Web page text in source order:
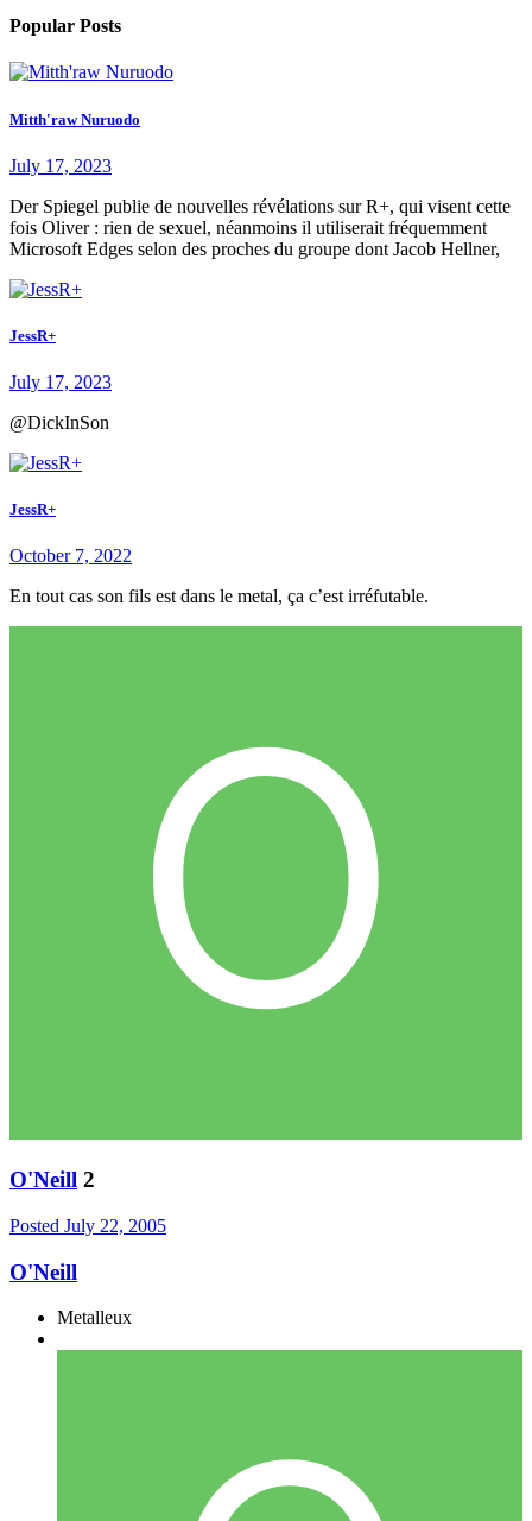
Popular Posts
Mitth'raw Nuruodo
July 17, 2023
Der Spiegel publie de nouvelles révélations sur R+, qui visent cette
fois Oliver : rien de sexuel, néanmoins il utiliserait fréquemment
Microsoft Edges selon des proches du groupe dont Jacob Hellner,
JessR+
July 17, 2023
@DickInSon
JessR+
October 7, 2022
En tout cas son fils est dans le metal, ça c’est irréfutable.
O'Neill 2
Posted July 22, 2005
O'Neill
Metalleux